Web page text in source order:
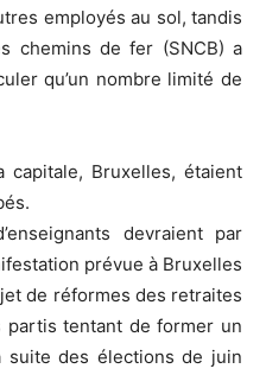
employés au sol, tandis
chemins de fer (SNCB) a
qu’un nombre limité de
Bruxelles, étaient
devraient par
prévue à Bruxelles
de réformes des retraites
tentant de former un
suite des élections de juin